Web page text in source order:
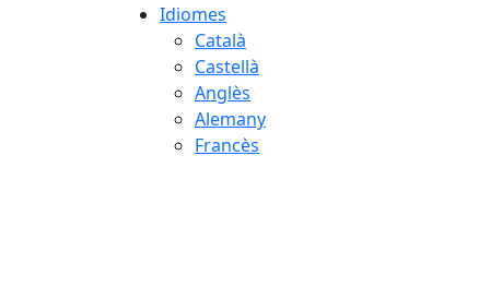
Idiomes
Català
Castellà
Anglès
Alemany
Francès